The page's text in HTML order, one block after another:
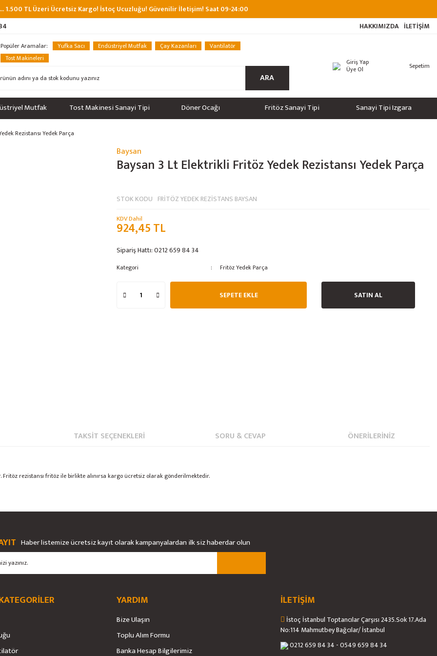
1.500 TL Üzeri Ücretsiz Kargo! İstoç Ucuzluğu! Güvenilir İletişim! Saat 09-24:00
HAKKIMIZDA İLETİŞİM
Popüler Aramalar: Yufka Sacı Endüstriyel Mutfak Çay Kazanları
Vantilatör
Tost Makineleri
ARA
Giriş Yap
Üye Ol Sepetim
Mutfak Tost Makinesi Sanayi Tipi Döner Ocağı Fritöz Sanayi Tipi Sanayi Tipi Izgara
Rezistansı Yedek Parça
Baysan
Baysan 3 Lt Elektrikli Fritöz Yedek Rezistansı Yedek Parça
STOK KODU FRİTÖZ YEDEK REZİSTANS BAYSAN
KDV Dahil
924,45 TL
Sipariş Hattı:0212 659 84 34
Kategori Fritöz Yedek Parça
SEPETE EKLE SATIN AL
TAKSIT SEÇENEKLERI SORU & CEVAP ÖNERILERINIZ
rezistansı fritöz ile birlikte alınırsa kargo ücretsiz olarak gönderilmektedir.
Bu ürüne ilk yorumu siz yapın!
Yorum Yaz
Soru Sor
Gönder
Haber listemize ücretsiz kayıt olarak kampanyalardan ilk siz haberdar olun
YARDIM
Bize Ulaşın
Toplu Alım Formu
Banka Hesap Bilgilerimiz
İLETİŞİM
İstoç İstanbul Toptancılar Çarşısı 2435.Sok 17.Ada
No:114 Mahmutbey Bağcılar/ İstanbul
0212 659 84 34 - 0549 659 84 34